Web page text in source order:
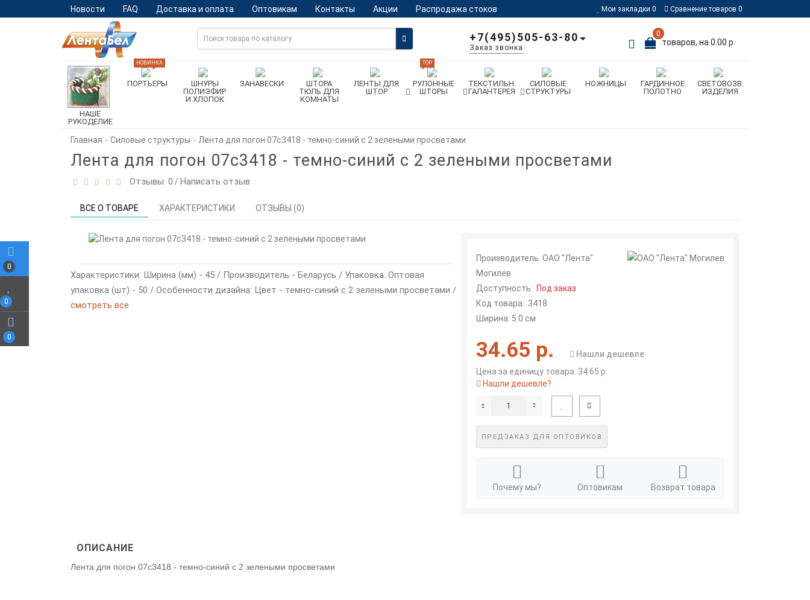
0
0
0
Новости FAQ Доставка и оплата Оптовикам Контакты Акции Распродажа стоков Мои закладки 0 Сравнение товаров 0
0
товаров, на 0.00 р.
+7(495)505-63-80
Заказ звонка
НАШЕ
РУКОДЕЛИЕ
ПОРТЬЕРЫ
НОВИНКА
ШНУРЫ
ПОЛИЭФИР
И ХЛОПОК
ЗАНАВЕСКИ
ШТОРА
ТЮЛЬ ДЛЯ
КОМНАТЫ
ЛЕНТЫ ДЛЯ
ШТОР
РУЛОННЫЕ
ШТОРЫ
TOP
ТЕКСТИЛЬН.
ГАЛАНТЕРЕЯ
СИЛОВЫЕ
СТРУКТУРЫ
НОЖНИЦЫ
ГАРДИННОЕ
ПОЛОТНО
СВЕТОВОЗВ.
ИЗДЕЛИЯ
Главная Силовые структуры Лента для погон 07с3418 - темно-синий с 2 зелеными просветами
Лента для погон 07с3418 - темно-синий с 2 зелеными просветами
Отзывы: 0 /Написать отзыв
ВСЕ О ТОВАРЕ ХАРАКТЕРИСТИКИ ОТЗЫВЫ (0)
Характеристики: Ширина (мм) - 45 / Производитель - Беларусь / Упаковка: Оптовая
упаковка (шт) - 50 / Особенности дизайна: Цвет - темно-синий с 2 зелеными просветами /
смотреть все
Производитель ОАО "Лента"
Могилев
Доступность: Под заказ
Код товара: 3418
Ширина: 5.0 см
34.65 р.
Нашли дешевле
Цена за единицу товара: 34.65 р.
Нашли дешевле?
ПРЕДЗАКАЗ ДЛЯ ОПТОВИКОВ
Почему мы? Оптовикам Возврат товара
ОПИСАНИЕ
Лента для погон 07с3418 - темно-синий с 2 зелеными просветами